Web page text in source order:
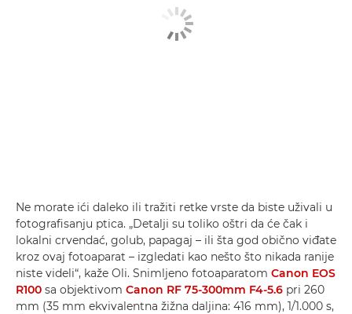
Ne morate ići daleko ili tražiti retke vrste da biste uživali u
fotografisanju ptica. „Detalji su toliko oštri da će čak i
lokalni crvendać, golub, papagaj – ili šta god obično viđate
kroz ovaj fotoaparat – izgledati kao nešto što nikada ranije
niste videli“, kaže Oli. Snimljeno fotoaparatom Canon EOS
R100 sa objektivom Canon RF 75-300mm F4-5.6 pri 260
mm (35 mm ekvivalentna žižna daljina: 416 mm), 1/1.000 s,